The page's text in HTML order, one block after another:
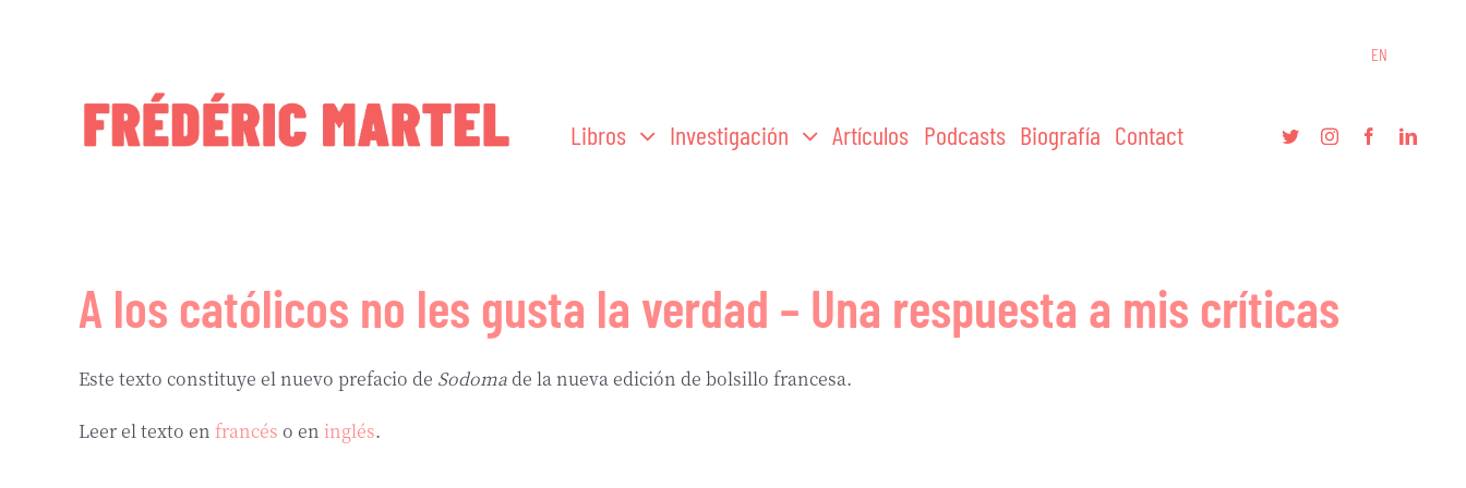
EN
Libros Investigación Artículos Podcasts Biografía Contact
A los católicos no les gusta la verdad – Una respuesta a mis críticas
Este texto constituye el nuevo prefacio de Sodomade la nueva edición de bolsillo francesa.
Leer el texto en francés o en inglés.